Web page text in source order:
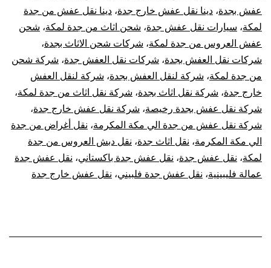
مكة
عفش بجدة، دينا نقل عفش خارج جدة، دينا نقل عفش من جدة
لمكة، سيارات نقل عفش جدة، شحن اثاث من جدة لمكة، شحن
عفش العروس من جدة لمكة، شركات شحن الاثاث بجدة،
شركات نقل العفش بجدة، شركات نقل العفش جدة، شركة شحن
من جدة لمكة، شركة لنقل العفش بجدة، شركة لنقل العفش
خارج جدة، شركة نقل اثاث بجدة، شركة نقل اثاث من جدة لمكة،
شركة نقل عفش بجدة رخيصة، شركة نقل عفش خارج جدة،
شركة نقل عفش من جدة الي مكة المكرمة، نقل أغراض من جدة
الي مكة المكرمة، نقل اثاث جدة، نقل دبش العروس من جدة
لمكة، نقل عفش جدة، نقل عفش جدة باكستاني، نقل عفش جدة
عمالة فليبينية، نقل عفش جدة فلبيني، نقل عفش خارج جدة